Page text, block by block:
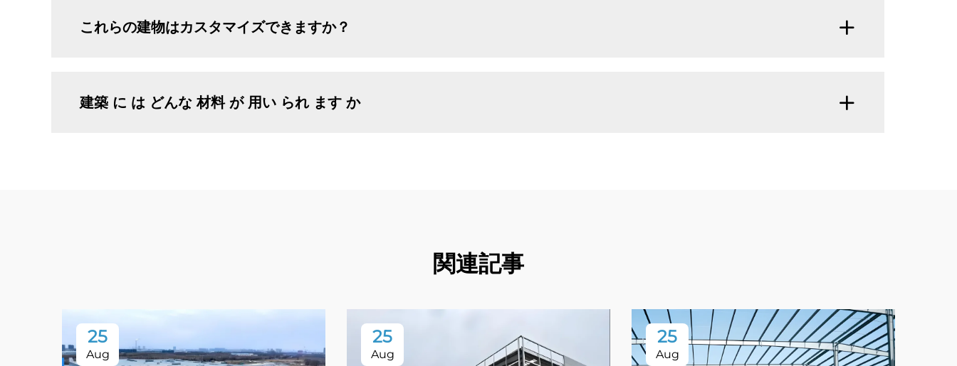
これらの建物はカスタマイズできますか？
建築 に は どんな 材料 が 用い られ ます か
関連記事
25
Aug
25
Aug
25
Aug